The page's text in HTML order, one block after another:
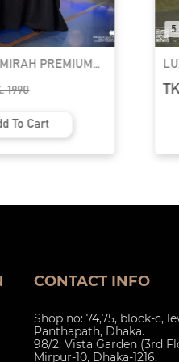
5.0 | 01
DESIGNER KARCHUPI
2550
Add To Cart
CONTACT INFO
Shop no: 74,75, block-c,
Panthapath, Dhaka.
98/2, Vista Garden (3rd
Mirpur-10, Dhaka-1216.